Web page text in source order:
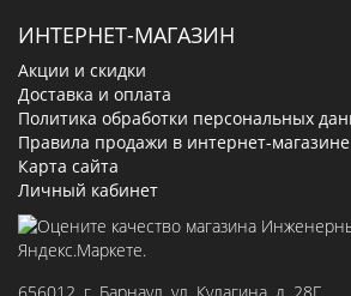
ИНТЕРНЕТ-МАГАЗИН
Акции и скидки
Доставка и оплата
Политика обработки персональных
Правила продажи в интернет-магазине
Карта сайта
Личный кабинет
656012 , г. Барнаул ул. Кулагина, д. 28Г